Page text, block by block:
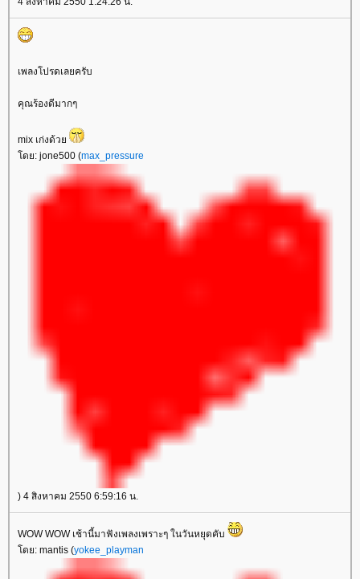
เพลงโปรดเลยครับ
คุณร้องดีมากๆ
mix เก่งด้ว
ดย: jone500 (max_pressure
) 4 สิงหาคม 2550 6:59:16 น.
WOW WOW เช้านี้มาฟังเพลงเพราะๆ ในวันหยุดคับ
ดย: mantis (yokee_playman